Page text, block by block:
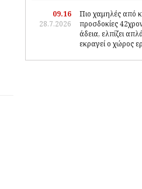
09.16
28.7.2026
Πιο χαμηλές από
προσδοκίες
άδεια, ελπίζει
εκραγεί ο χώρος